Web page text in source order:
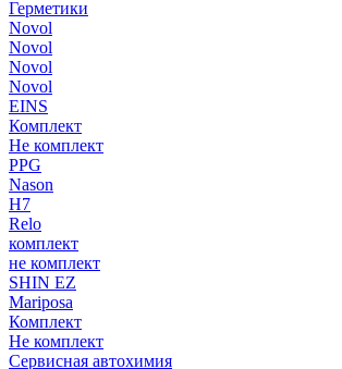
Герметики
Novol
Novol
Novol
Novol
EINS
Комплект
Не комплект
PPG
Nason
H7
Relo
комплект
не комплект
SHIN EZ
Mariposa
Комплект
Не комплект
Сервисная автохимия